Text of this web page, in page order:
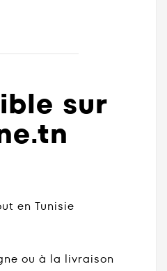
sur
en Tunisie
ou à la livraison